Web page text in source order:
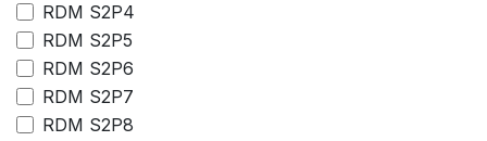
RDM S2P4
RDM S2P5
RDM S2P6
RDM S2P7
RDM S2P8